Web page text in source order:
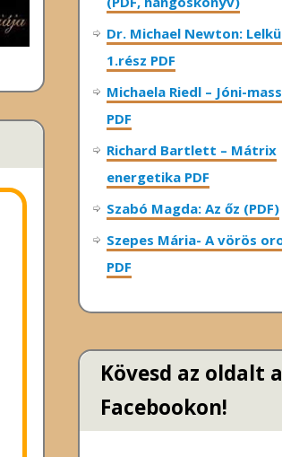
Dr. Michael Newton:
1.rész PDF
Michaela Riedl – Jóni-
PDF
Richard Bartlett – Mátrix
energetika PDF
Szabó Magda: Az őz (PDF)
Szepes Mária- A vörös
PDF
Kövesd az oldalt a
Facebookon!